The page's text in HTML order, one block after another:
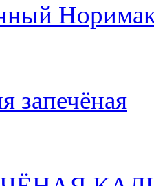
запечёная